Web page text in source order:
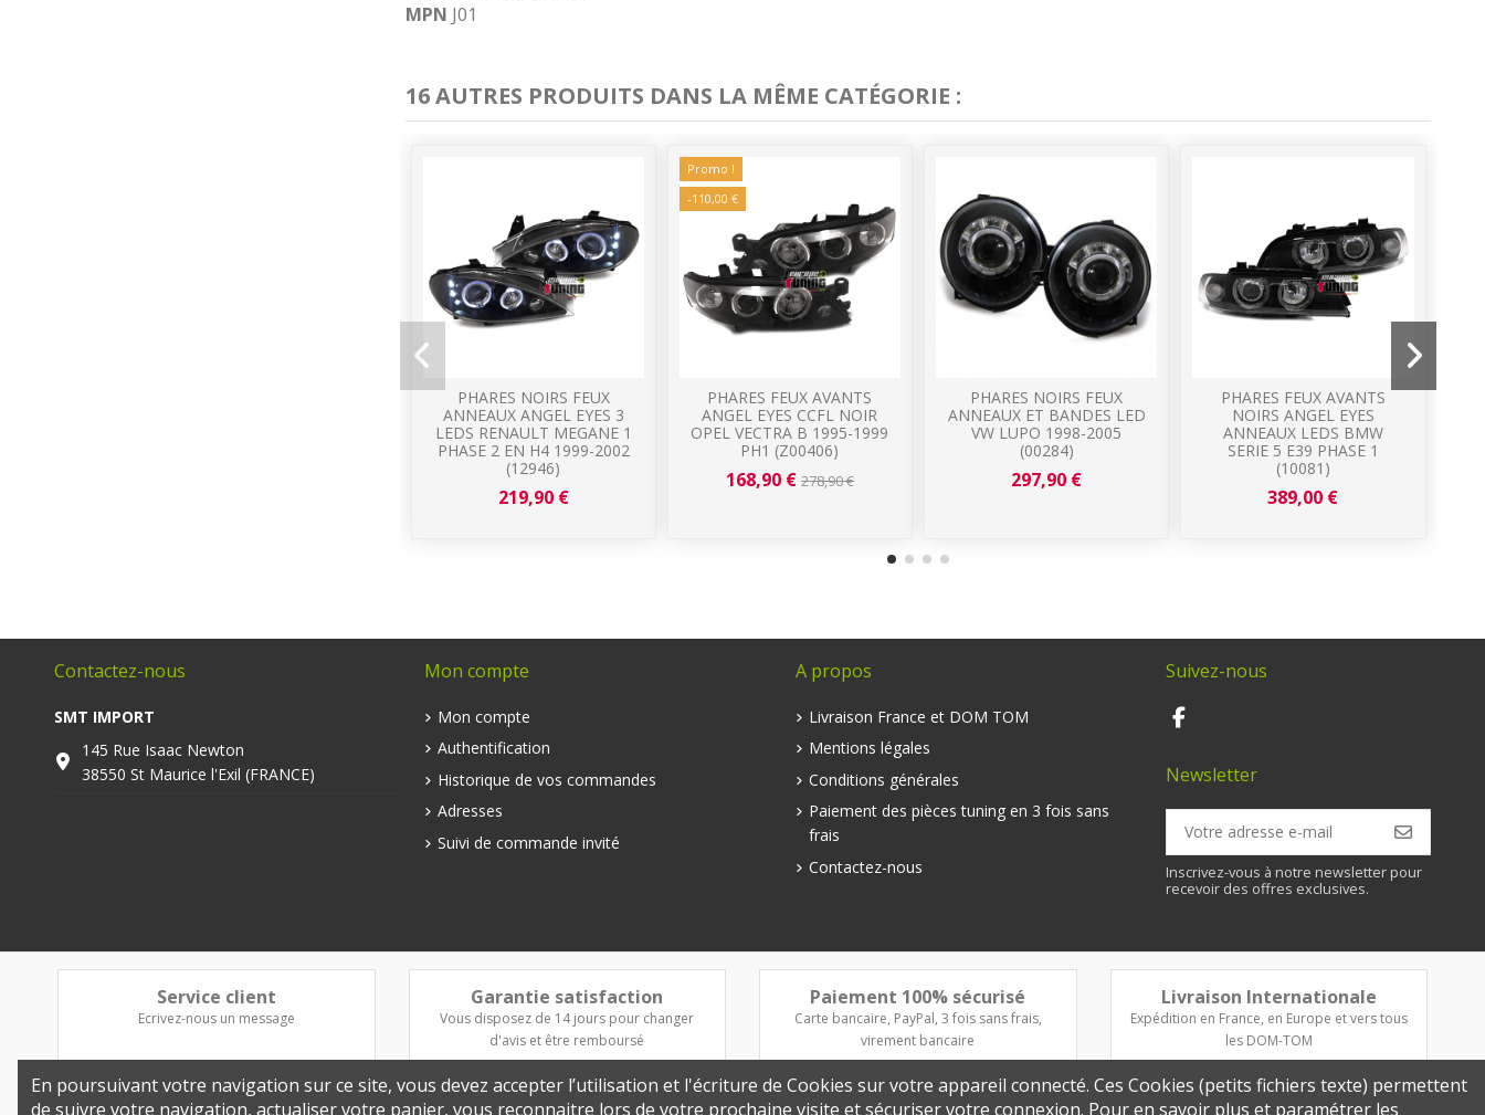
MPN J01
16 AUTRES PRODUITS DANS LA MÊME CATÉGORIE :
PHARES NOIRS FEUX
ANNEAUX ANGEL EYES 3
LEDS RENAULT MEGANE 1
PHASE 2 EN H4 1999-2002
(12946)
219,90 €
Promo !
-110,00 €
PHARES FEUX AVANTS
ANGEL EYES CCFL NOIR
OPEL VECTRA B 1995-1999
PH1 (Z00406)
168,90 € 278,90 €
PHARES NOIRS FEUX
ANNEAUX ET BANDES LED
VW LUPO 1998-2005
(00284)
297,90 €
PHARES FEUX AVANTS
NOIRS ANGEL EYES
ANNEAUX LEDS BMW
SERIE 5 E39 PHASE 1
(10081)
389,00 €
Contactez-nous
SMT IMPORT
145 Rue Isaac Newton
38550 St Maurice l'Exil (FRANCE)
Mon compte
Mon compte
Authentification
Historique de vos commandes
Adresses
Suivi de commande invité
A propos
Livraison France et DOM TOM
Mentions légales
Conditions générales
Paiement des pièces tuning en 3 fois sans
frais
Contactez-nous
Suivez-nous
Newsletter
Inscrivez-vous à notre newsletter pour
recevoir des offres exclusives.
Service client
Ecrivez-nous un message
Garantie satisfaction
Vous disposez de 14 jours pour changer
d'avis et être remboursé
Paiement 100% sécurisé
Carte bancaire, PayPal, 3 fois sans frais,
virement bancaire
Livraison Internationale
Expédition en France, en Europe et vers tous
les DOM-TOM
En poursuivant votre navigation sur ce site, vous devez accepter l’utilisation et l'écriture de Cookies sur votre appareil connecté. Ces Cookies (petits fichiers texte) permettent
de suivre votre navigation, actualiser votre panier, vous reconnaitre lors de votre prochaine visite et sécuriser votre connexion. Pour en savoir plus et paramétrer les